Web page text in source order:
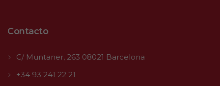
Contacto
C/ Muntaner, 263 08021 Barcelona
+34 93 241 22 21